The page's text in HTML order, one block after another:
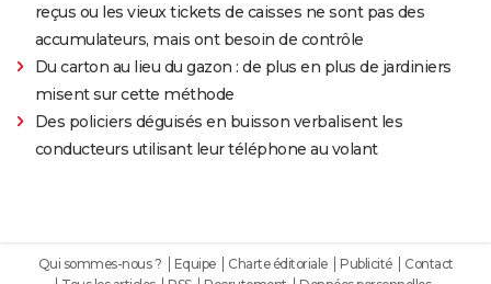
reçus ou les vieux tickets de caisses ne sont pas des
accumulateurs, mais ont besoin de contrôle
Du carton au lieu du gazon : de plus en plus de jardiniers
misent sur cette méthode
Des policiers déguisés en buisson verbalisent les
conducteurs utilisant leur téléphone au volant
Qui sommes-nous ? Equipe Charte éditoriale Publicité
Contact